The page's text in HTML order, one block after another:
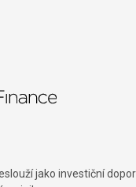
jako investiční